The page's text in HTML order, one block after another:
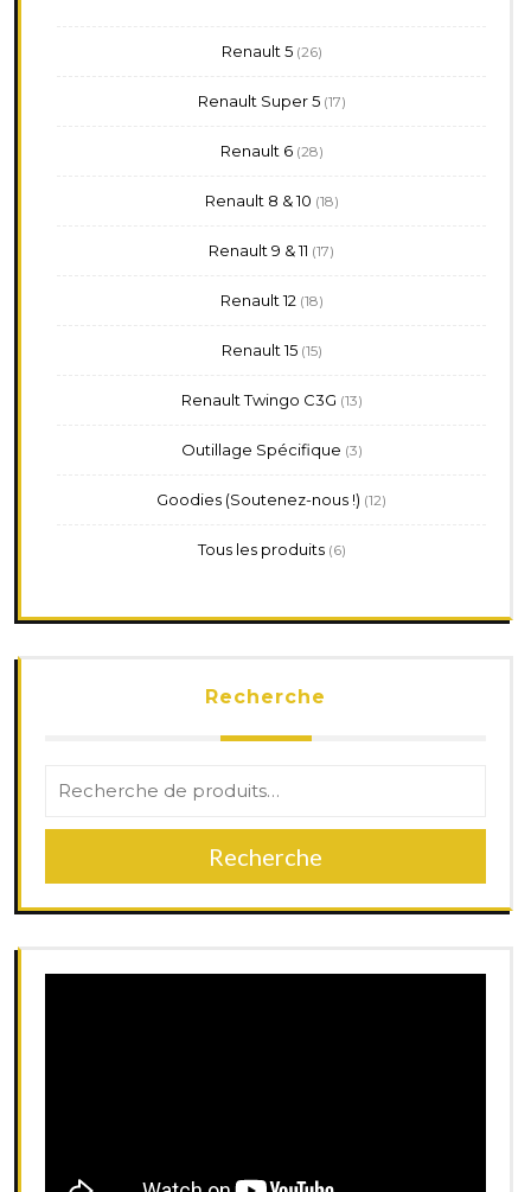
Renault 5 2626
Renault Super 5 1717
Renault 6 2828
Renault 8 & 10 1818
Renault 9 & 11 1717
Renault 12 1818
Renault 15 1515
Renault Twingo C3G 1313
Outillage Spécifique 33
Goodies (Soutenez-nous !) 1212
Tous les produits 66
Recherche
Recherche